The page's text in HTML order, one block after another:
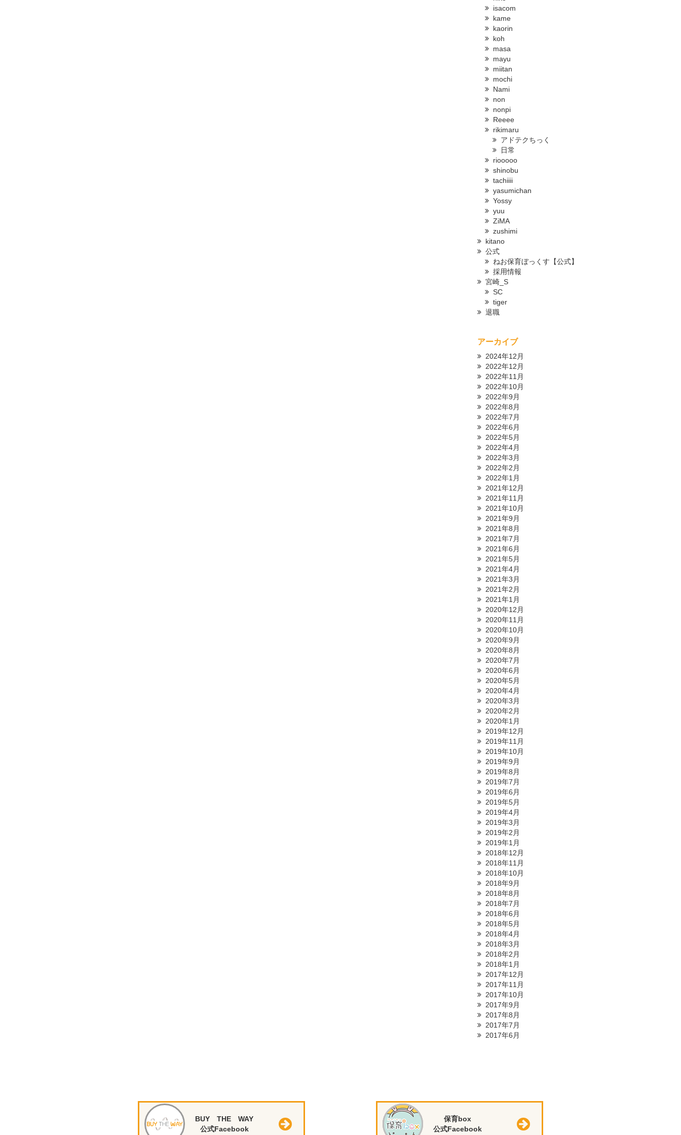
isacom
kame
kaorin
koh
masa
mayu
miitan
mochi
Nami
non
nonpi
Reeee
rikimaru
アドテクちっく
日常
riooooo
shinobu
tachiiii
yasumichan
Yossy
yuu
ZiMA
zushimi
kitano
公式
ねお保育ぼっくす【公式】
採用情報
宮崎_S
SC
tiger
退職
アーカイブ
2024年12月
2022年12月
2022年11月
2022年10月
2022年9月
2022年8月
2022年7月
2022年6月
2022年5月
2022年4月
2022年3月
2022年2月
2022年1月
2021年12月
2021年11月
2021年10月
2021年9月
2021年8月
2021年7月
2021年6月
2021年5月
2021年4月
2021年3月
2021年2月
2021年1月
2020年12月
2020年11月
2020年10月
2020年9月
2020年8月
2020年7月
2020年6月
2020年5月
2020年4月
2020年3月
2020年2月
2020年1月
2019年12月
2019年11月
2019年10月
2019年9月
2019年8月
2019年7月
2019年6月
2019年5月
2019年4月
2019年3月
2019年2月
2019年1月
2018年12月
2018年11月
2018年10月
2018年9月
2018年8月
2018年7月
2018年6月
2018年5月
2018年4月
2018年3月
2018年2月
2018年1月
2017年12月
2017年11月
2017年10月
2017年9月
2017年8月
2017年7月
2017年6月
BUY THE WAY
公式Facebook
保育box
公式Facebook